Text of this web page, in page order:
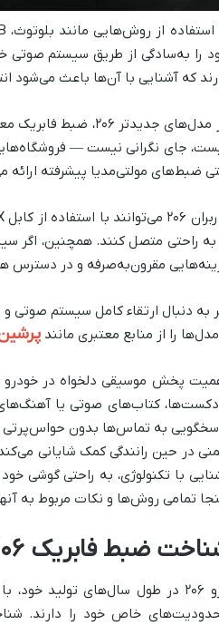
را به‌سادگی از طریق سیستم صوتی
که آشنایی با آن‌ها باعث می‌شود
در مدل‌های جدیدتر
جای نگرانی نیست —
ضبط‌های مولتی‌مدیا پیشرفته ارائه
مقرون‌به‌صرفه و در دسترس
به دنبال ارتقاء کامل سیستم
را از منابع معتبری مانند
پخش موسیقی دلخواه در خودرو
کتاب‌های صوتی یا آهنگ‌های
به تماس‌ها بدون حواس‌پرتی
در حین رانندگی کمک شایانی
با تکنولوژی، به راحتی گوشی
تمامی روش‌ها و نکات مربوط به
ضبط فابریک ۲۰۶: امکانات و محدودیت‌ها
پژو ۲۰۶ در طول سال‌های
خاص خود را دارند.